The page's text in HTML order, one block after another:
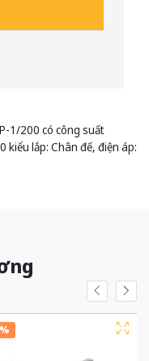
1/200 có công suất
kiểu lắp: Chân đế, điện áp: